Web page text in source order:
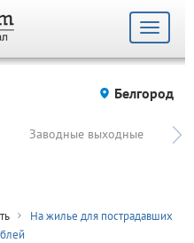
Toggle
Белгород
Заводные выходные
На жилье для пострадавших